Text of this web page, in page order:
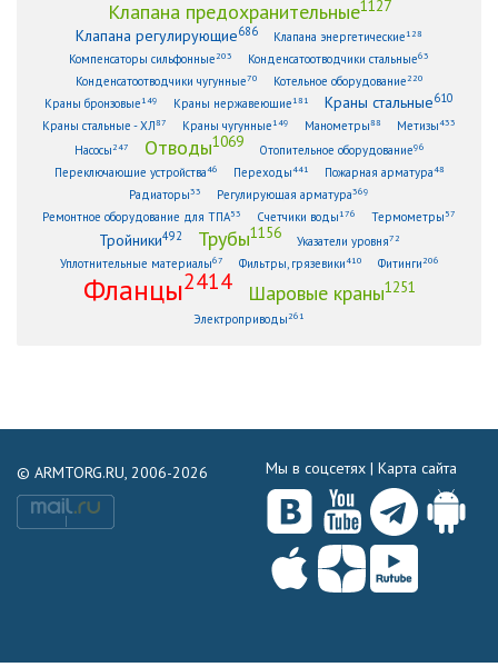
Клапана предохранительные1127
Клапана регулирующие686 Клапана энергетические128
Компенсаторы сильфонные 203 Конденсатоотводчики стальные63
Конденсатоотводчики чугунные70 Котельное оборудование 220
Краны бронзовые149 Краны нержавеющие181 Краны стальные610
Краны стальные - ХЛ87 Краны чугунные149 Манометры88 Метизы433
Насосы 247 Отводы1069 Отопительное оборудование96
Переключающие устройства46 Переходы441 Пожарная арматура48
Радиаторы33 Регулирующая арматура369
Ремонтное оборудование для ТПА53 Счетчики воды176 Термометры 57
Тройники492 Трубы1156 Указатели уровня72
Уплотнительные материалы67 Фильтры, грязевики410 Фитинги 206
Фланцы2414 Шаровые краны1251
Электроприводы 261
© ARMTORG.RU, 2006-2026 Мы в соцсетях | Карта сайта